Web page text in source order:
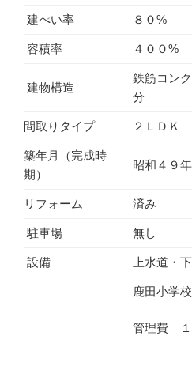
建ぺい率 ８０%
容積率 ４００%
建物構造
鉄筋コン
分
間取りタイプ ２ＬＤＫ
築年月（完成時
期）
昭和４９
リフォーム 済み
駐車場 無し
設備 上水道・
鹿田小学
管理費 １